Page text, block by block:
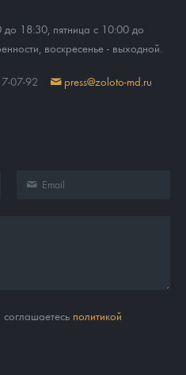
до 18:30, пятница с 10:00 до
воскресенье - выходной.
07-92 press@zoloto-md.ru
политикой